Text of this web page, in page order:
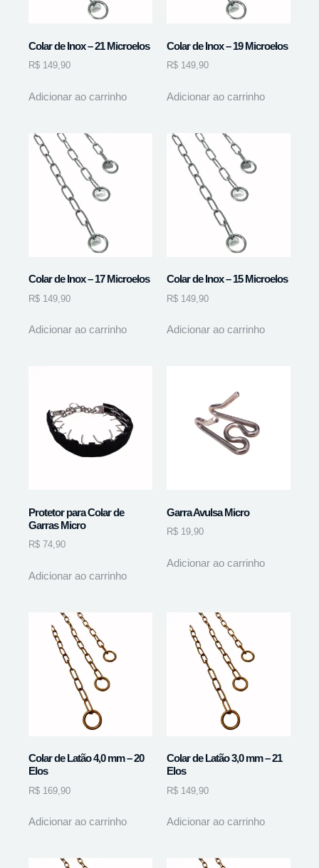
Colar de Inox – 21 Microelos
R$ 149,90
Adicionar ao carrinho
Colar de Inox – 19 Microelos
R$ 149,90
Adicionar ao carrinho
Colar de Inox – 17 Microelos
R$ 149,90
Adicionar ao carrinho
Colar de Inox – 15 Microelos
R$ 149,90
Adicionar ao carrinho
Protetor para Colar de
Garras Micro
R$ 74,90
Adicionar ao carrinho
Garra Avulsa Micro
R$ 19,90
Adicionar ao carrinho
Colar de Latão 4,0 mm – 20
Elos
R$ 169,90
Adicionar ao carrinho
Colar de Latão 3,0 mm – 21
Elos
R$ 149,90
Adicionar ao carrinho